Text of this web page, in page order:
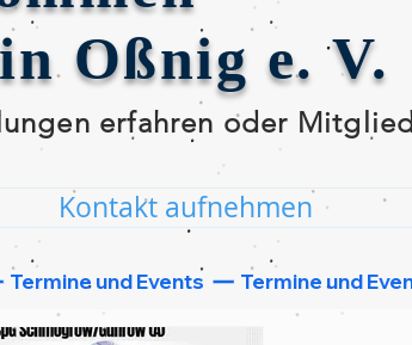
Oßnig e. V.
erfahren oder Mitglied
Button und wir werden uns
Kontakt aufnehmen